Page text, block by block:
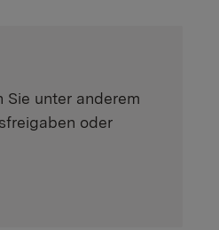
Sie unter anderem
oder